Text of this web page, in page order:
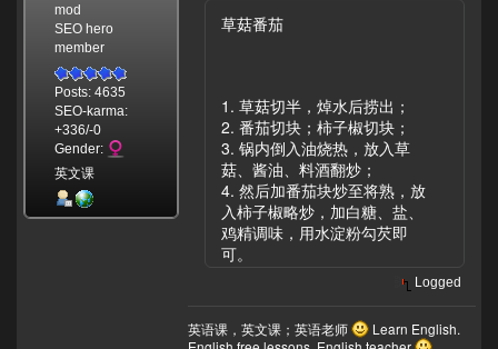
mod
SEO hero
member
Posts: 4635
SEO-karma:
+336/-0
Gender:
英文课
草菇番茄
1. 草菇切半，焯水后捞出；
2. 番茄切块；柿子椒切块；
3. 锅内倒入油烧热，放入草
菇、酱油、料酒翻炒；
4. 然后加番茄块炒至将熟，放
入柿子椒略炒，加白糖、盐、
鸡精调味，用水淀粉勾芡即
可。
Logged
英语课，英文课；英语老师
Learn English.